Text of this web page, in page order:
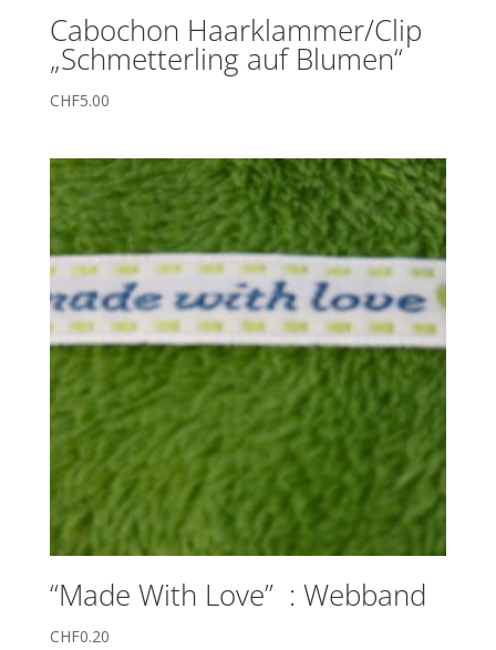
Cabochon Haarklammer/Clip
„Schmetterling auf Blumen“
CHF5.00
“Made With Love” : Webband
CHF0.20